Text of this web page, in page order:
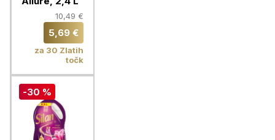
10,49 €
5,69 €
za 30 Zlatih
točk
-30 %